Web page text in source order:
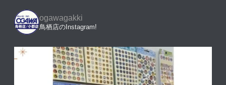
ogawagakki
鳥栖店のInstagram!